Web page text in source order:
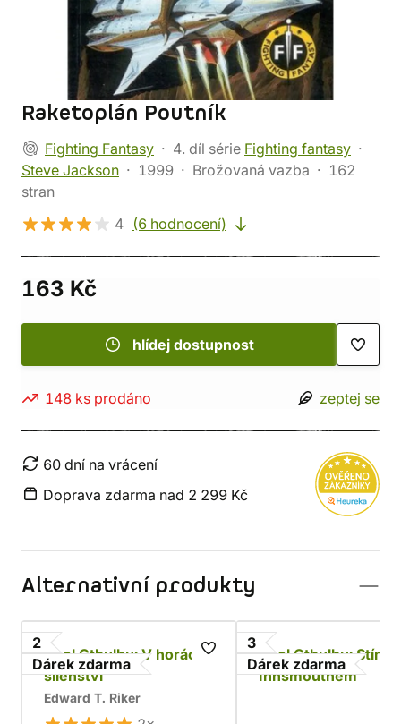
Raketoplán Poutník
Fighting Fantasy 4. díl série Fighting fantasy
Steve Jackson
1999 Brožovaná vazba
162
stran
4 (6 hodnocení)
163 Kč
hlídej dostupnost
148 ks prodáno zeptej se
60 dní na vrácení
Doprava zdarma nad 2 299 Kč
Alternativní produkty
2
Dárek zdarma
Zvol Cthulhu: V horách
šílenství
Edward T. Riker
3
Dárek zdarma
Zvol Cthulhu: Stín
Innsmouthem